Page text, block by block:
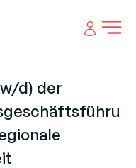
Open
d) der